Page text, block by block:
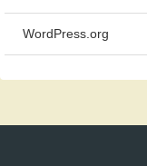
WordPress.org